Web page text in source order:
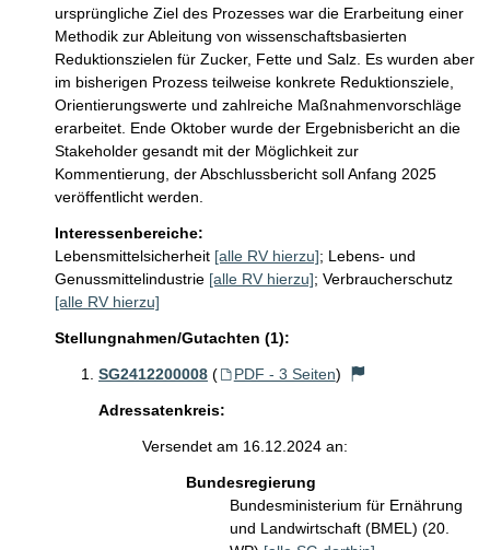
ursprüngliche Ziel des Prozesses war die Erarbeitung einer
Methodik zur Ableitung von wissenschaftsbasierten
Reduktionszielen für Zucker, Fette und Salz. Es wurden aber
im bisherigen Prozess teilweise konkrete Reduktionsziele,
Orientierungswerte und zahlreiche Maßnahmenvorschläge
erarbeitet. Ende Oktober wurde der Ergebnisbericht an die
Stakeholder gesandt mit der Möglichkeit zur
Kommentierung, der Abschlussbericht soll Anfang 2025
veröffentlicht werden.
Interessenbereiche:
Lebensmittelsicherheit [alle RV hierzu]; Lebens- und
Genussmittelindustrie [alle RV hierzu]; Verbraucherschutz
[alle RV hierzu]
Stellungnahmen/Gutachten (1):
SG2412200008 ( PDF - 3 Seiten)
Adressatenkreis:
Versendet am 16.12.2024 an:
Bundesregierung
Bundesministerium für Ernährung
und Landwirtschaft (BMEL) (20.